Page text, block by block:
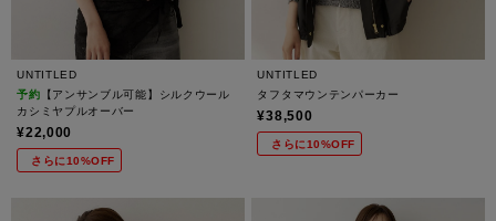
UNTITLED
予約 【アンサンブル可能】シルクウール
カシミヤプルオーバー
¥22,000
さらに10%OFF
UNTITLED
タフタマウンテンパーカー
¥38,500
さらに10%OFF